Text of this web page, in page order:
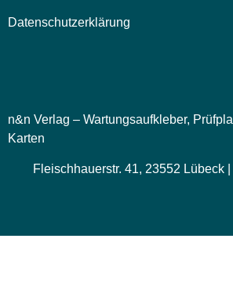
Datenschutzerklärung
n&n Verlag – Wartungsaufkleber,
Karten
Fleischhauerstr. 41, 23552 Lübeck |